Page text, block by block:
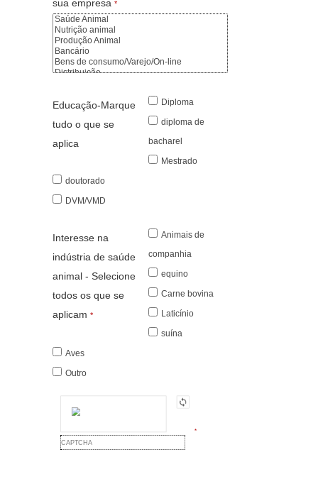
sua empresa *
Educação-Marque
tudo o que se
aplica
Diploma
diploma de
bacharel
Mestrado
doutorado
DVM/VMD
Interesse na
indústria de saúde
animal - Selecione
todos os que se
aplicam *
Animais de
companhia
equino
Carne bovina
Laticínio
suína
Aves
Outro
*